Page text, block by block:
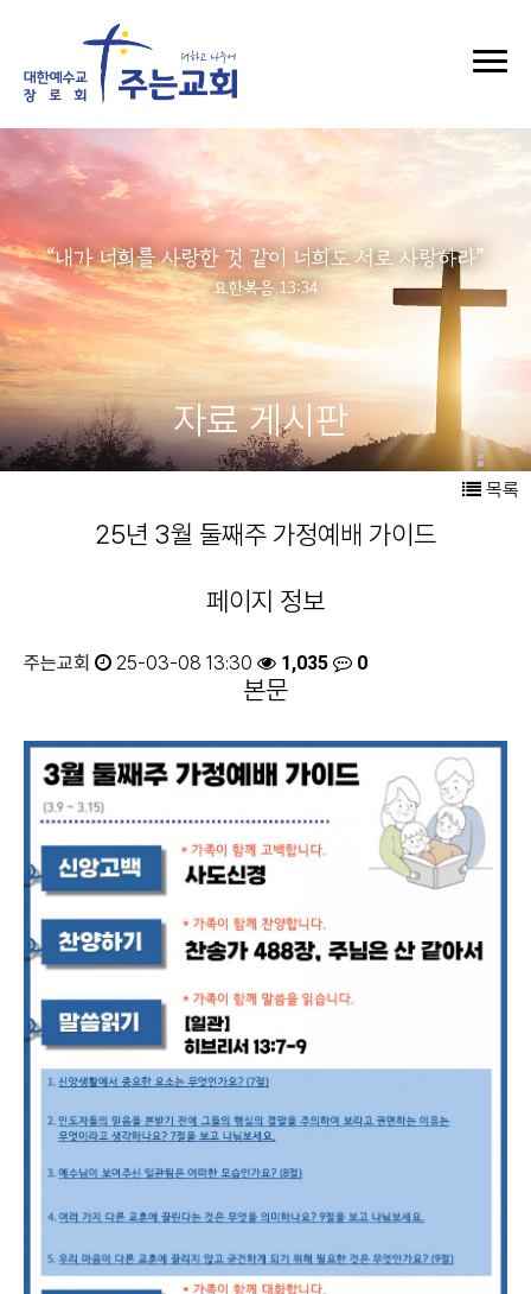
자료 게시판
목록
25년 3월 둘째주 가정예배 가이드
페이지 정보
주는교회 25-03-08 13:30 1,035 0
본문